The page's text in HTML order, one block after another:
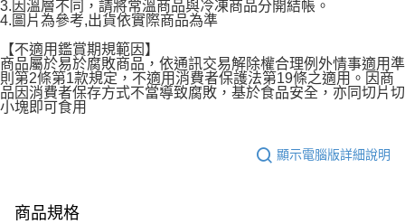
3.因溫層不同，請將常溫商品與冷凍商品分開結帳。
4.圖片為參考,出貨依實際商品為準
【不適用鑑賞期規範因】
商品屬於易於腐敗商品，依通訊交易解除權合理例外情事適用準
則第2條第1款規定，不適用消費者保護法第19條之適用。因商
品因消費者保存方式不當導致腐敗，基於食品安全，亦同切片切
小塊即可食用
顯示電腦版詳細說明
商品規格